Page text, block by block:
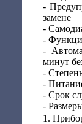
-
замене
-
-
-
минут
-
-
- Срок
-
1.